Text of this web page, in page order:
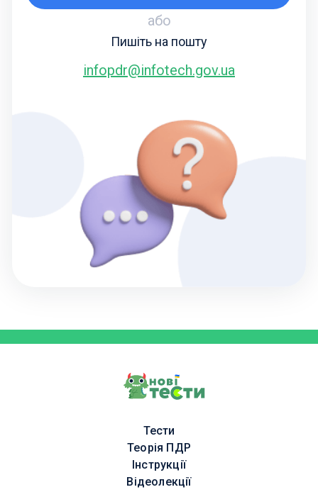
або
Пишіть на пошту
infopdr@infotech.gov.ua
Тести
Теорія ПДР
Інструкції
Відеолекції